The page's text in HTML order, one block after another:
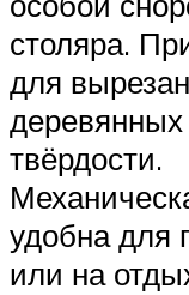
столяра.
для
твёрдости.
удобна для
или на